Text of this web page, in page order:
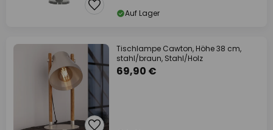
Auf Lager
Tischlampe Cawton, Höhe 38 cm,
stahl/braun, Stahl/Holz
69,90 €